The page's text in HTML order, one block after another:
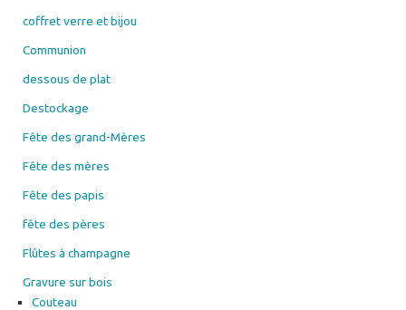
coffret verre et bijou
Communion
dessous de plat
Destockage
Fête des grand-Mères
Fête des mères
Fête des papis
fête des pères
Flûtes à champagne
Gravure sur bois
Couteau